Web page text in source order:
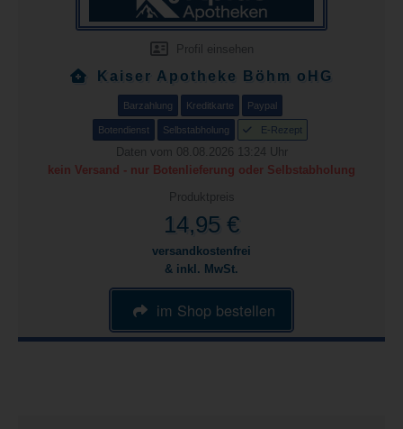
Profil einsehen
Kaiser Apotheke Böhm oHG
Barzahlung Kreditkarte Paypal
Botendienst Selbstabholung E-Rezept
Daten vom 08.08.2026 13:24 Uhr
kein Versand - nur Botenlieferung oder Selbstabholung
Produktpreis
14,95 €
versandkostenfrei
& inkl. MwSt.
im Shop bestellen